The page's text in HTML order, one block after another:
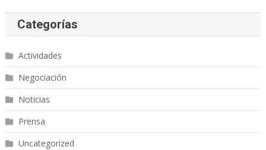
Categorías
Actividades
Negociación
Noticias
Prensa
Uncategorized